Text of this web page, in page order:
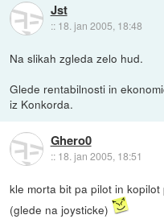
Jst
:: 18. jan 2005, 18:48
Na slikah zgleda zelo hud.
Glede rentabilnosti in
iz Konkorda.
Ghero0
:: 18. jan 2005, 18:51
kle morta bit pa pilot in
(glede na joysticke)